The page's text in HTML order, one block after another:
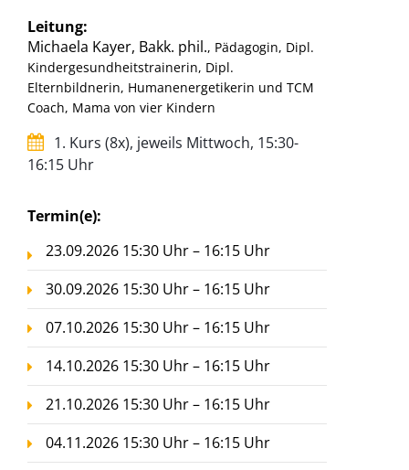
Leitung:
Michaela Kayer, Bakk. phil., Pädagogin, Dipl.
Kindergesundheitstrainerin, Dipl.
Elternbildnerin, Humanenergetikerin und TCM
Coach, Mama von vier Kindern
1. Kurs (8x), jeweils Mittwoch, 15:30-
16:15 Uhr
Termin(e):
23.09.2026 15:30 Uhr – 16:15 Uhr
30.09.2026 15:30 Uhr – 16:15 Uhr
07.10.2026 15:30 Uhr – 16:15 Uhr
14.10.2026 15:30 Uhr – 16:15 Uhr
21.10.2026 15:30 Uhr – 16:15 Uhr
04.11.2026 15:30 Uhr – 16:15 Uhr